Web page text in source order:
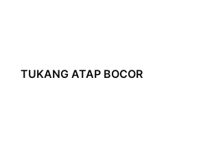
TUKANG ATAP BOCOR